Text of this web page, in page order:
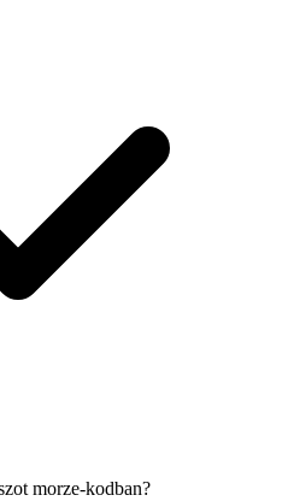
morze-kodban?